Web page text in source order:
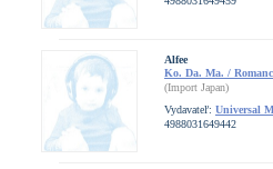
Alfee
Ko. Da. Ma. /
(Import Japan)
Vydavateľ: Universal
4988031649442